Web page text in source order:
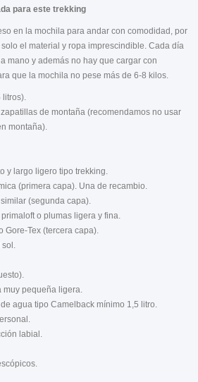
para este trekking
en la mochila para andar con comodidad, por
el material y ropa imprescindible. Cada día
mano y además no hay que cargar con
que la mochila no pese más de 6-8 kilos.
litros).
de montaña (recomendamos no usar
montaña).
y largo ligero tipo trekking.
(primera capa). Una de recambio.
(segunda capa).
o plumas ligera y fina.
Gore-Tex (tercera capa).
sol.
muy pequeña ligera.
agua tipo Camelback mínimo 1,5 litro.
labial.